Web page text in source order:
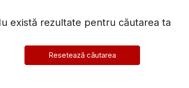
există rezultate pentru căutarea ta
Resetează căutarea